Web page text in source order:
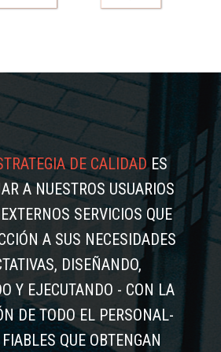
DE CALIDADES
A NUESTROS USUARIOS
SERVICIOS QUE
A SUS NECESIDADES
DISEÑANDO,
Y EJECUTANDO - CON LA
DE TODO EL PERSONAL-
QUE OBTENGAN